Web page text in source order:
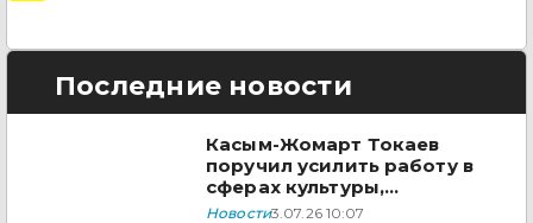
Последние новости
Касым-Жомарт Токаев
поручил усилить работу в
сферах культуры,
информации и соцразвития
Новости3.07.26 10:07